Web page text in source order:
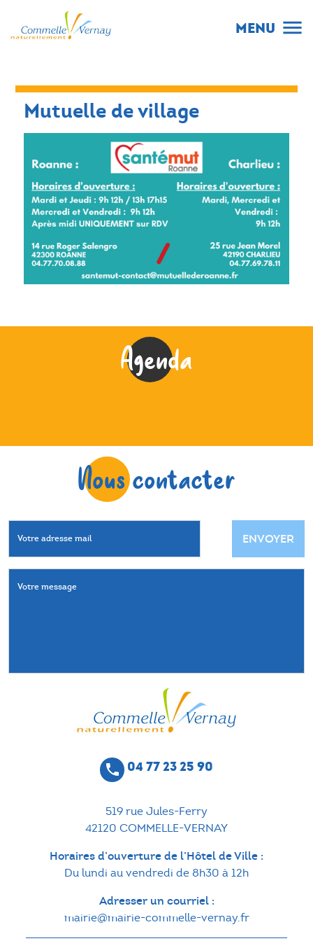
MENU menu
Mutuelle de village
Agenda
Nous contacter
Votre adresse mail ENVOYER
Votre message
phone 04 77 23 25 90
519 rue Jules-Ferry
42120 COMMELLE-VERNAY
Horaires d’ouverture de l’Hôtel de Ville :
Du lundi au vendredi de 8h30 à 12h
Adresser un courriel :
mairie@mairie-commelle-vernay.fr